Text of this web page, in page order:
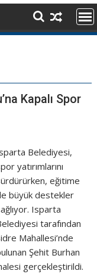
Kapalı Spor
Belediyesi,
yatırımlarını
eğitime
büyük destekler
Isparta
tarafından
Mahallesi’nde
Şehit Burhan
gerçekleştirildi.